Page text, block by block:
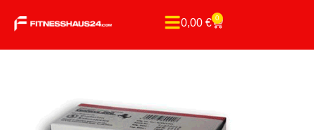
0,00 € 0